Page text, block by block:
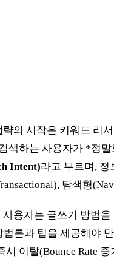
략의 시작은 키워드 리
색하는 사용자가 *정
Intent)라고 부르며,
탐색형
용자는 글쓰기 방법
론과 팁을 제공해야
이탈(Bounce Rate